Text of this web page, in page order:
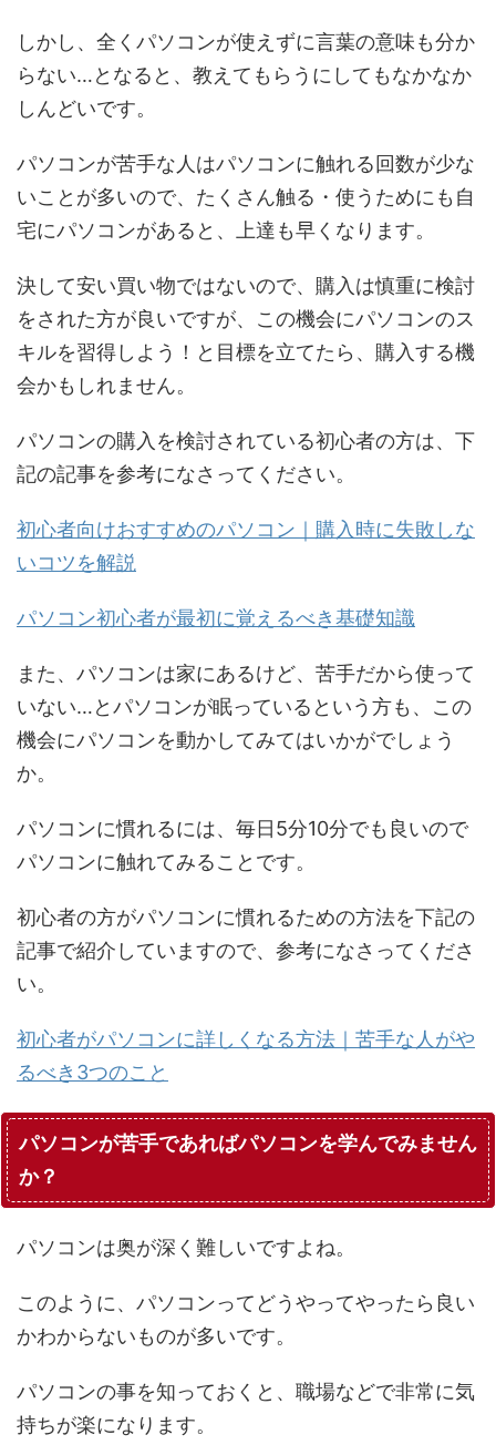
しかし、全くパソコンが使えずに言葉の意味も分か
らない…となると、教えてもらうにしてもなかなか
しんどいです。
パソコンが苦手な人はパソコンに触れる回数が少な
いことが多いので、たくさん触る・使うためにも自
宅にパソコンがあると、上達も早くなります。
決して安い買い物ではないので、購入は慎重に検討
をされた方が良いですが、この機会にパソコンのス
キルを習得しよう！と目標を立てたら、購入する機
会かもしれません。
パソコンの購入を検討されている初心者の方は、下
記の記事を参考になさってください。
初心者向けおすすめのパソコン｜購入時に失敗しな
いコツを解説
パソコン初心者が最初に覚えるべき基礎知識
また、パソコンは家にあるけど、苦手だから使って
いない…とパソコンが眠っているという方も、この
機会にパソコンを動かしてみてはいかがでしょう
か。
パソコンに慣れるには、毎日5分10分でも良いので
パソコンに触れてみることです。
初心者の方がパソコンに慣れるための方法を下記の
記事で紹介していますので、参考になさってくださ
い。
初心者がパソコンに詳しくなる方法｜苦手な人がや
るべき3つのこと
パソコンが苦手であればパソコンを学んでみません
か？
パソコンは奥が深く難しいですよね。
このように、パソコンってどうやってやったら良い
かわからないものが多いです。
パソコンの事を知っておくと、職場などで非常に気
持ちが楽になります。